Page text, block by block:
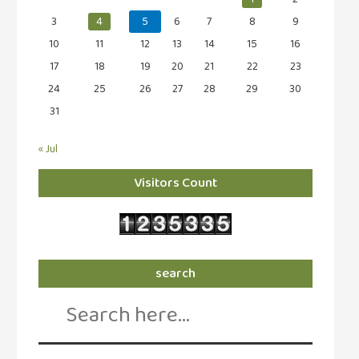
3
4 5 6 7 8
9
10
11 12 13 14 15
16
17
18 19 20 21 22
23
24
25 26 27 28 29
30
31
« Jul
Visitors Count
search
Search